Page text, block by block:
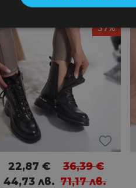
37%
22,87€
44,73лв.
36,39€
71,17лв.